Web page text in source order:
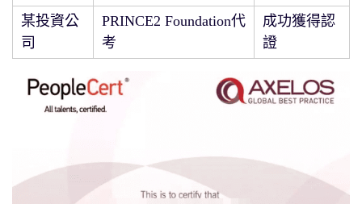
某投資公
司
PRINCE2 Foundation代
考
成功獲得認
證